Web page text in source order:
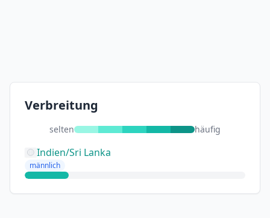
Verbreitung
selten häufig
Indien/Sri Lanka
männlich